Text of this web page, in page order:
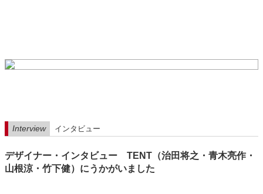
Interview インタビュー
デザイナー・インタビュー TENT（治田将之・青木亮作・
山根涼・竹下健）にうかがいました